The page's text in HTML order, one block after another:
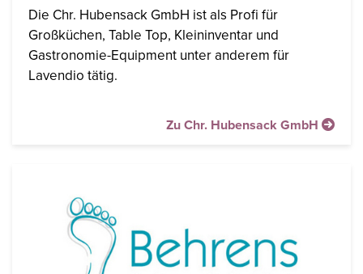
Die Chr. Hubensack GmbH ist als Profi für
Großküchen, Table Top, Kleininventar und
Gastronomie-Equipment unter anderem für
Lavendio tätig.
Zu Chr. Hubensack GmbH